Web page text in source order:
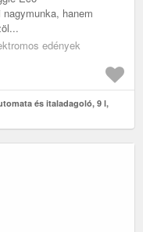
hanem
edények
és italadagoló, 9 l,